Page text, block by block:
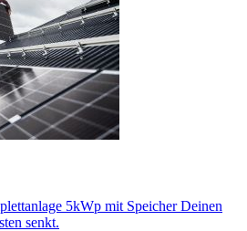
5kWp mit Speicher Deinen
senkt.